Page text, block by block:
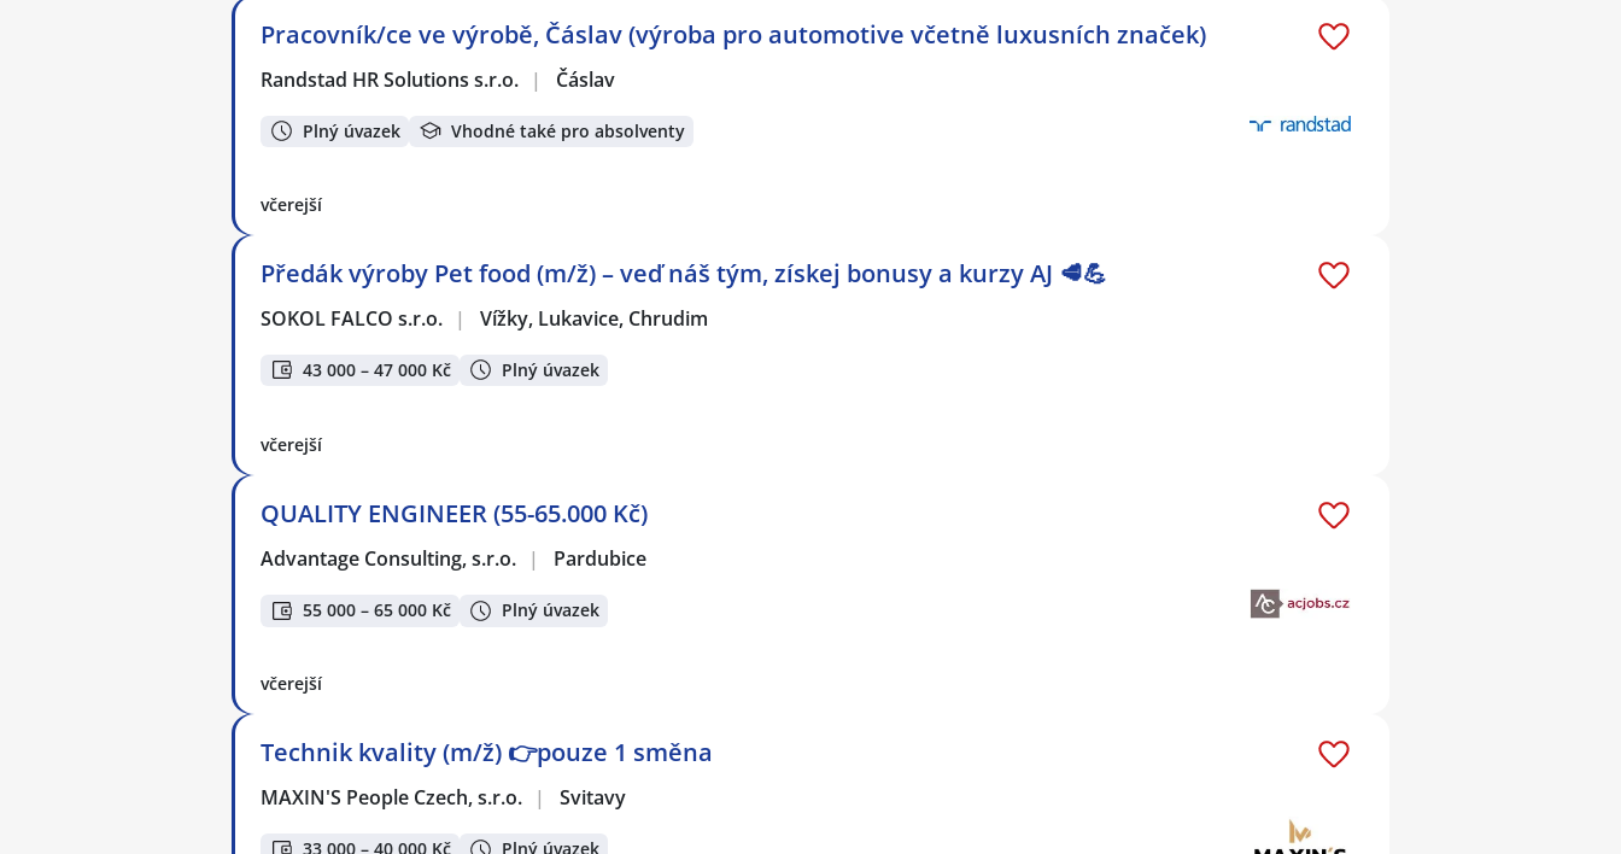
Pracovník/ce ve výrobě, Čáslav (výroba pro automotive včetně luxusních značek)
Randstad HR Solutions s.r.o. | Čáslav
Plný úvazek Vhodné také pro absolventy
včerejší
Předák výroby Pet food (m/ž) – veď náš tým, získej bonusy a kurzy AJ 🥩💪
SOKOL FALCO s.r.o. | Vížky, Lukavice, Chrudim
43 000 – 47 000 Kč Plný úvazek
včerejší
QUALITY ENGINEER (55-65.000 Kč)
Advantage Consulting, s.r.o. | Pardubice
55 000 – 65 000 Kč Plný úvazek
včerejší
Technik kvality (m/ž) 👉pouze 1 směna
MAXIN'S People Czech, s.r.o. | Svitavy
33 000 – 40 000 Kč Plný úvazek